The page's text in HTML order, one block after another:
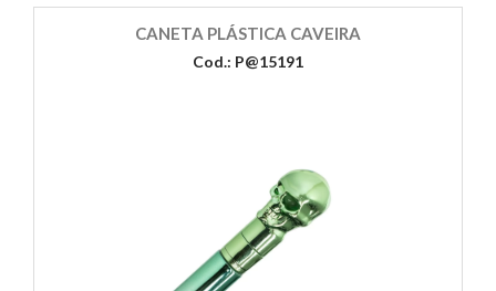
CANETA PLÁSTICA CAVEIRA
Cod.: P@15191